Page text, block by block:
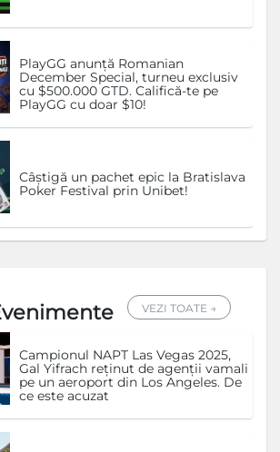
PlayGG anunță Romanian
December Special, turneu exclusiv
cu $500.000 GTD. Califică-te pe
PlayGG cu doar $10!
Câștigă un pachet epic la Bratislava
Poker Festival prin Unibet!
VEZI TOATE →
Campionul NAPT Las Vegas 2025,
Gal Yifrach reținut de agenții vamali
pe un aeroport din Los Angeles. De
ce este acuzat